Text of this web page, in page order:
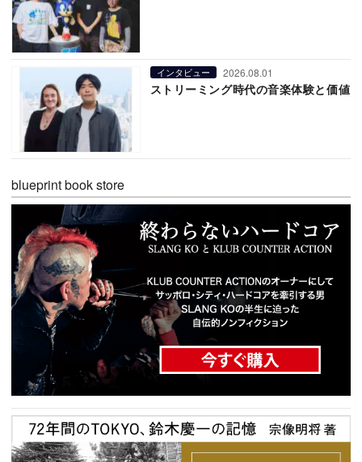
インタビュー 2026.08.01
ストリーミング時代の音楽体験と価値
blueprint book store